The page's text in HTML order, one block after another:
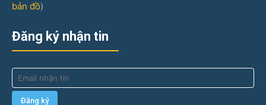
bản đồ)
Đăng ký nhận tin